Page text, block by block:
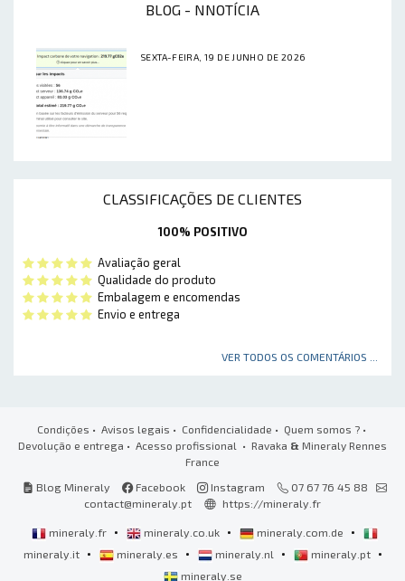
BLOG - NNOTÍCIA
SEXTA-FEIRA, 19 DE JUNHO DE 2026
CLASSIFICAÇÕES DE CLIENTES
100% POSITIVO
Avaliação geral
Qualidade do produto
Embalagem e encomendas
Envio e entrega
VER TODOS OS COMENTÁRIOS ...
Condições • Avisos legais • Confidencialidade • Quem somos ?•
Devolução e entrega • Acesso profissional • Ravaka & Mineraly Rennes
France
Blog Mineraly
Facebook Instagram
07 67 76 45 88
contact@mineraly.pt
https://mineraly.fr
mineraly.fr • mineraly.co.uk • mineraly.com.de •
mineraly.it • mineraly.es • mineraly.nl • mineraly.pt •
mineraly.se